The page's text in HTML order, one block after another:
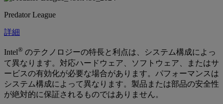
Predator League
詳細
Intel® のテクノロジーの特長と利点は、システム構成によっ
て異なります。対応ハードウェア、ソフトウェア、またはサ
ービスの有効化が必要な場合があります。パフォーマンスは
システム構成によって異なります。製品または部品の安全性
が絶対的に保証されるものではありません。